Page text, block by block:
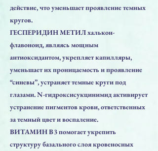
действие, что уменьшает проявление темных
кругов.
ГЕСПЕРИДИН МЕТИЛ халькон-
флавоноид, являясь мощным
антиоксидантом, укрепляет капилляры,
уменьшает их проницаемость и проявление
“синевы”, устраняет темные круги под
глазами. N-гидроксисукцинимид активирует
устранение пигментов крови, ответственных
за темный цвет и воспаление.
ВИТАМИН B3 помогает укрепить
структуру базального слоя кровеносных